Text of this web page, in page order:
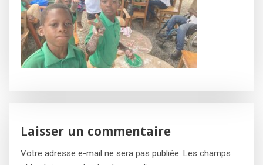
Laisser un commentaire
Votre adresse e-mail ne sera pas publiée. Les champs